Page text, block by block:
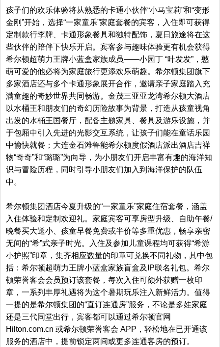
孩子们的欢乐体验将从熟悉的卡通小伙伴“小马宝莉”和“变形
金刚”开始，选择“一家童乐”家庭套餐的宾客，入住即可获得
定制款行李牌、卡通形象餐具和独特配饰，夏日旅途将在这
些伙伴的陪伴下快乐开启。宾客参与趣味体验更有机会获得
希尔顿超萌力王牌小蓝盒家族成员——小园丁 “叶发发”，憨
萌可爱的他必将为家庭旅行更添欢乐萌趣。希尔顿集团旗下
多家酒店还与多个卡通形象展开合作，邀请亲子家庭踏入充
满童趣的奇妙世界共同畅游。金茂三亚亚龙湾希尔顿大酒店
以水桶王和朋友们的奇幻历险故事为背景，打造从孩童视角
出发的水桶王国餐厅，配备主题家具、餐具及游乐设施，并
于包厢中引入先进的光影交互系统，让孩子们能在童话乐园
中愉快就餐；大连金石滩鲁能希尔顿度假酒店派出酒店吉祥
物“奇奇”和“璐璐”为向导，为小朋友们开启丰富有趣的海洋知
识与冒险历程，同时引导小朋友们加入到海洋保护的队伍
中。
希尔顿集团酒店今夏升级的“一家童乐”家庭住宿套餐，涵盖
入住体验和定制欢迎礼。家庭宾客可享房型升级、自助午餐/
晚餐买大送小、孩童早餐免费或半价等多重优惠，畅享亲密
无间的“希”式亲子时光。入住及参加儿童课程均可获得“希游
小护照”印章，集齐相应数量的印章可兑换不同礼物，其中包
括：希尔顿超萌力王牌小蓝盒家族盲盒及IP联名礼包。希尔
顿荣誉客会会员预订该套餐，每次入住可额外获赠一枚印
章，一系列丰厚礼遇将为这个暑期玩乐注入新鲜活力。值得
一提的是希尔顿集团的“直订连通房”服务，不论是多娃家庭
还是三代同堂出行，宾客都可以通过希尔顿官网
Hilton.com.cn 或希尔顿荣誉客会 APP，轻松地在已开通该
服务的酒店中，提前锁定两间或更多连通客房的预订。